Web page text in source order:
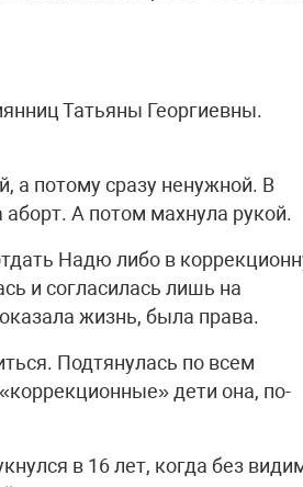
Татьяны Георгиевны.
а потому сразу ненужной. В
А потом махнула рукой.
Надю либо в
и согласилась лишь на
жизнь, была права.
Подтянулась по всем
дети она, по-
в 16 лет, когда без